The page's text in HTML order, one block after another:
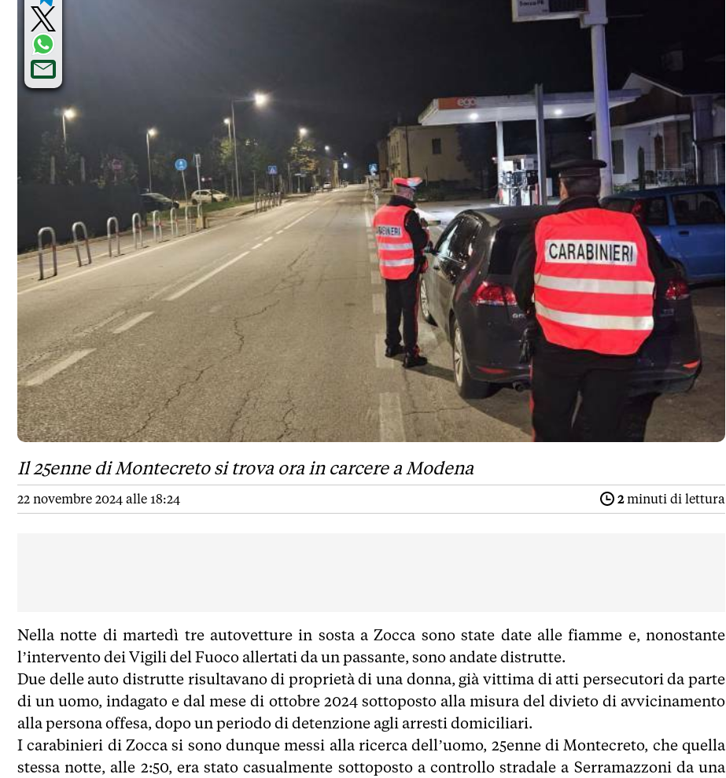
Il 25enne di Montecreto si trova ora in carcere a Modena
22 novembre 2024 alle 18:24 2minuti di lettura
Nella notte di martedì tre autovetture in sosta a Zocca sono state date alle fiamme e, nonostante
l’intervento dei Vigili del Fuoco allertati da un passante, sono andate distrutte.
Due delle auto distrutte risultavano di proprietà di una donna, già vittima di atti persecutori da parte
di un uomo, indagato e dal mese di ottobre 2024 sottoposto alla misura del divieto di avvicinamento
alla persona offesa, dopo un periodo di detenzione agli arresti domiciliari.
I carabinieri di Zocca si sono dunque messi alla ricerca dell’uomo, 25enne di Montecreto, che quella
stessa notte, alle 2:50, era stato casualmente sottoposto a controllo stradale a Serramazzoni da una